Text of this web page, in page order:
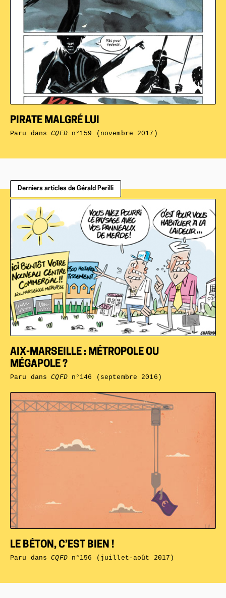
PIRATE MALGRÉ LUI
Paru dansCQFDn°159 (novembre 2017)
Derniers articles de Gérald Perilli
LE BÉTON, C’EST BIEN !
Paru dansCQFDn°156 (juillet-août 2017)
AIX-MARSEILLE : MÉTROPOLE OU
MÉGAPOLE ?
Paru dansCQFDn°146 (septembre 2016)